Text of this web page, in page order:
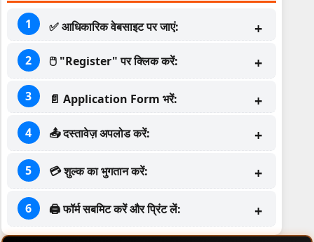
✅ आधिकारिक वेबसाइट पर जाएं:
🖱 "Register" पर क्लिक करें:
📄 Application Form भरें:
📤 दस्तावेज़ अपलोड करें:
💳 शुल्क का भुगतान करें:
🖨 फॉर्म सबमिट करें और प्रिंट लें: